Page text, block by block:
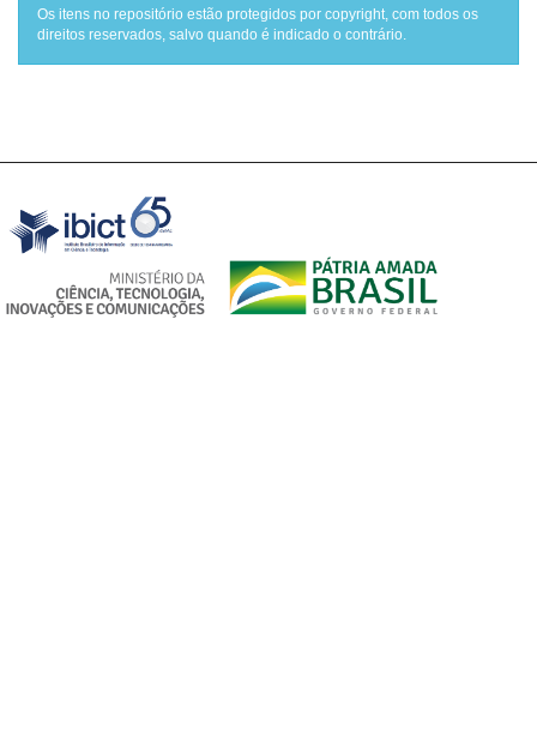
Os itens no repositório estão protegidos por copyright, com todos os
direitos reservados, salvo quando é indicado o contrário.